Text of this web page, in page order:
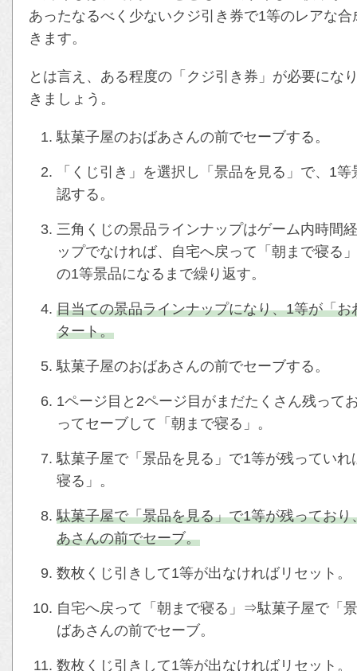
あったなるべく少ないクジ引き券で1等のレアな
きます。
とは言え、ある程度の「クジ引き券」が必要にな
きましょう。
駄菓子屋のおばあさんの前でセーブする。
「くじ引き」を選択し「景品を見る」で、1
認する。
三角くじの景品ラインナップはゲーム内時間
ップでなければ、自宅へ戻って「朝まで寝る
の1等景品になるまで繰り返す。
目当ての景品ラインナップになり、1等が「
タート。
駄菓子屋のおばあさんの前でセーブする。
1ページ目と2ページ目がまだたくさん残って
ってセーブして「朝まで寝る」。
駄菓子屋で「景品を見る」で1等が残ってい
寝る」。
駄菓子屋で「景品を見る」で1等が残ってお
あさんの前でセーブ。
数枚くじ引きして1等が出なければリセット。
自宅へ戻って「朝まで寝る」⇒駄菓子屋で「
ばあさんの前でセーブ。
数枚くじ引きして1等が出なければリセット。